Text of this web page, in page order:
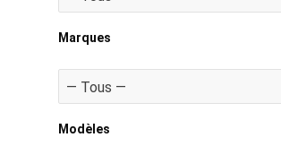
Marques
Modèles